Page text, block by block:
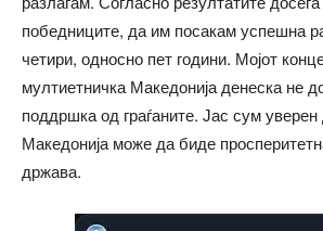
победниците, да им посакам успешна
четири, односно пет години. Мојот
мултиетничка Македонија денеска не
поддршка од граѓаните. Јас сум
Македонија може да биде
држава.